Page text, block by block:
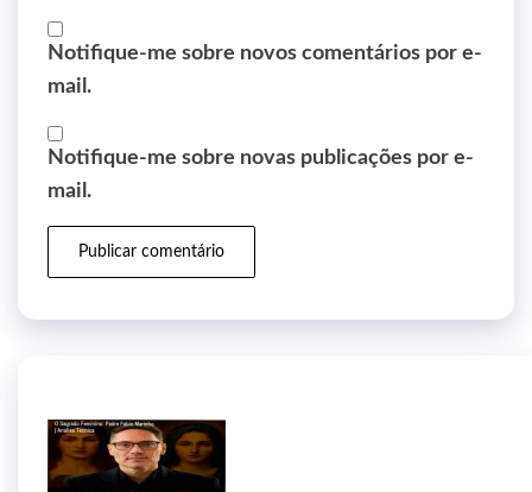
Notifique-me sobre novos comentários por e-
mail.
Notifique-me sobre novas publicações por e-
mail.